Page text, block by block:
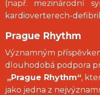
(např. mezinárodní
kardioverterech-
Prague Rhythm
Významným
dlouhodobá podpora
„Prague Rhythm“,
jako jedna z